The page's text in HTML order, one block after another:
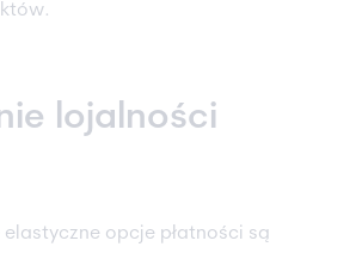
lojalności
opcje płatności są